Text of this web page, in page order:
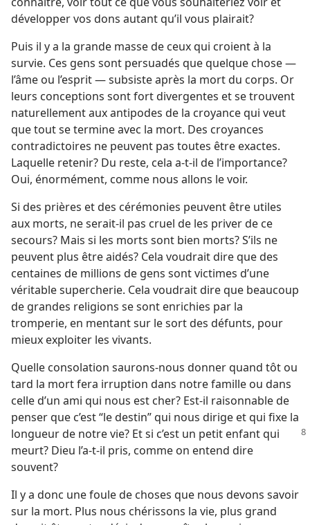
développer vos dons autant qu’il vous plairait?
Puis il y a la grande masse de ceux qui croient à la
survie. Ces gens sont persuadés que quelque chose —
l’âme ou l’esprit — subsiste après la mort du corps. Or
leurs conceptions sont fort divergentes et se trouvent
naturellement aux antipodes de la croyance qui veut
que tout se termine avec la mort. Des croyances
contradictoires ne peuvent pas toutes être exactes.
Laquelle retenir? Du reste, cela a-​t-​il de l’importance?
Oui, énormément, comme nous allons le voir.
Si des prières et des cérémonies peuvent être utiles
aux morts, ne serait-​il pas cruel de les priver de ce
secours? Mais si les morts sont bien morts? S’ils ne
peuvent plus être aidés? Cela voudrait dire que des
centaines de millions de gens sont victimes d’une
véritable supercherie. Cela voudrait dire que beaucoup
de grandes religions se sont enrichies par la
tromperie, en mentant sur le sort des défunts, pour
mieux exploiter les vivants.
Quelle consolation saurons-​nous donner quand tôt ou
tard la mort fera irruption dans notre famille ou dans
celle d’un ami qui nous est cher? Est-​il raisonnable de
penser que c’est “le destin” qui nous dirige et qui fixe la
longueur de notre vie? Et si c’est un petit enfant qui
meurt? Dieu l’a-​t-​il pris, comme on entend dire
souvent?
Il y a donc une foule de choses que nous devons savoir
sur la mort. Plus nous chérissons la vie, plus grand